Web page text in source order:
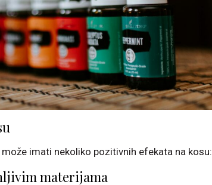
imati nekoliko pozitivnih efekata na kosu:
materijama